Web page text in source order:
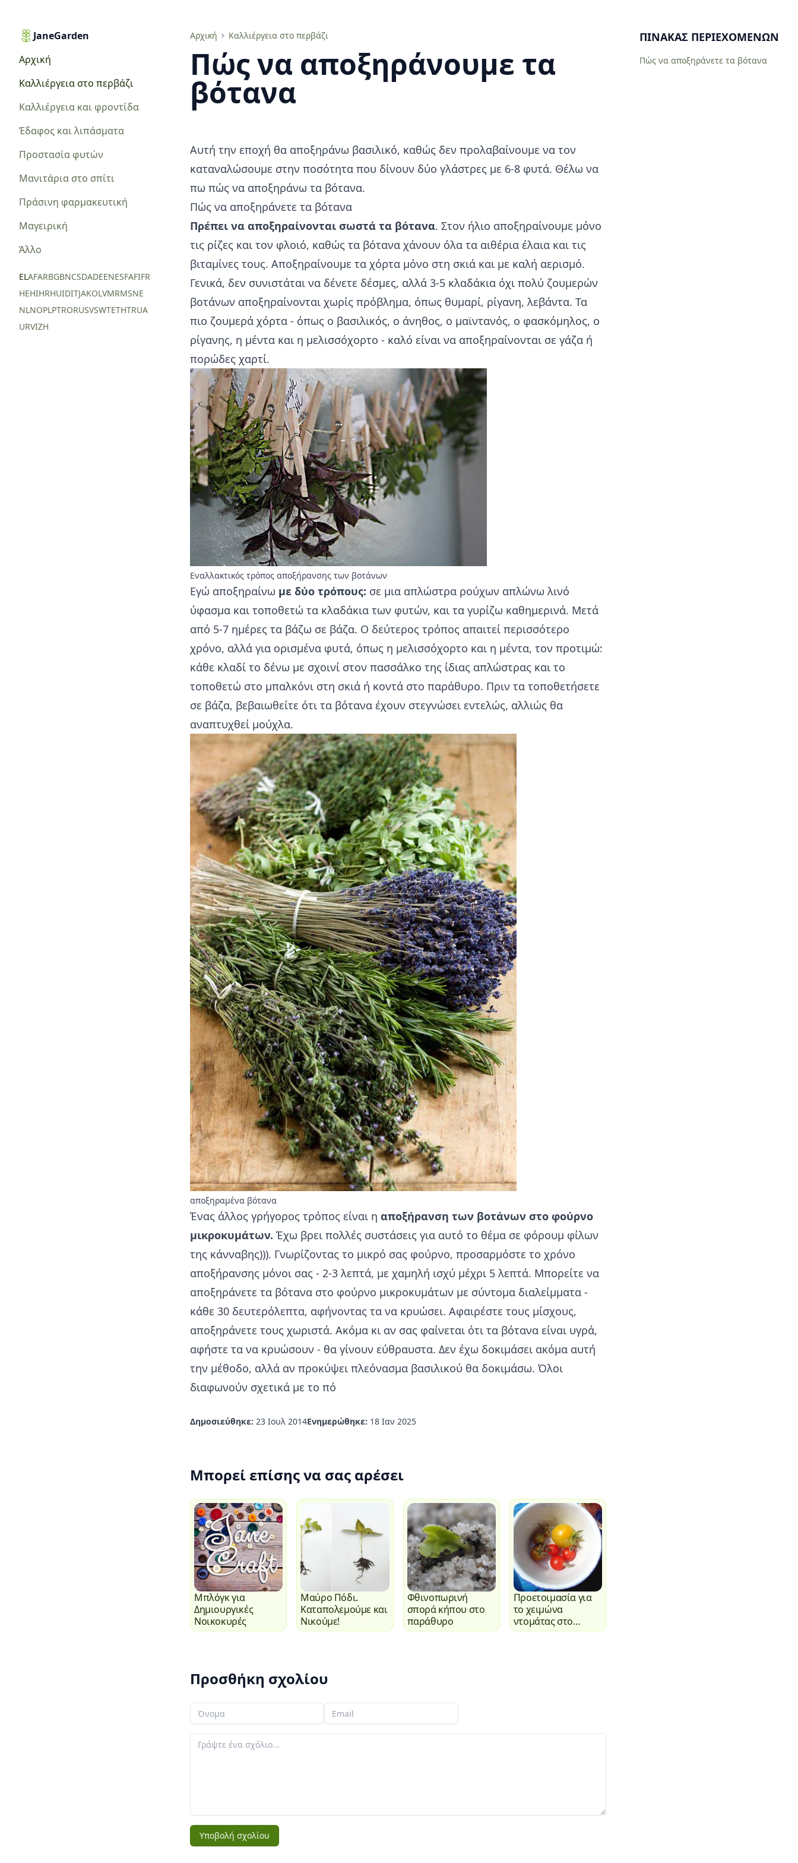
JaneGarden
Αρχική
Καλλιέργεια στο περβάζι
Καλλιέργεια και φροντίδα
Έδαφος και λιπάσματα
Προστασία φυτών
Μανιτάρια στο σπίτι
Πράσινη φαρμακευτική
Μαγειρική
Άλλο
ELAFARBGBNCSDADEENESFAFIFR
HEHIHRHUIDITJAKOLVMRMSNE
NLNOPLPTRORUSVSWTETHTRUA
URVIZH
Αρχική Καλλιέργεια στο περβάζι
Πώς να αποξηράνουμε τα βότανα
Πώς να αποξηράνουμε τα
βότανα
Αυτή την εποχή θα αποξηράνω βασιλικό, καθώς δεν προλαβαίνουμε να τον
καταναλώσουμε στην ποσότητα που δίνουν δύο γλάστρες με 6-8 φυτά. Θέλω να
πω πώς να αποξηράνω τα βότανα.
Πώς να αποξηράνετε τα βότανα
Πρέπει να αποξηραίνονται σωστά τα βότανα. Στον ήλιο αποξηραίνουμε μόνο
τις ρίζες και τον φλοιό, καθώς τα βότανα χάνουν όλα τα αιθέρια έλαια και τις
βιταμίνες τους. Αποξηραίνουμε τα χόρτα μόνο στη σκιά και με καλή αερισμό.
Γενικά, δεν συνιστάται να δένετε δέσμες, αλλά 3-5 κλαδάκια όχι πολύ ζουμερών
βοτάνων αποξηραίνονται χωρίς πρόβλημα, όπως θυμαρί, ρίγανη, λεβάντα. Τα
πιο ζουμερά χόρτα - όπως ο βασιλικός, ο άνηθος, ο μαϊντανός, ο φασκόμηλος, ο
ρίγανης, η μέντα και η μελισσόχορτο - καλό είναι να αποξηραίνονται σε γάζα ή
πορώδες χαρτί.
Εναλλακτικός τρόπος αποξήρανσης των βοτάνων
Εγώ αποξηραίνω με δύο τρόπους: σε μια απλώστρα ρούχων απλώνω λινό
ύφασμα και τοποθετώ τα κλαδάκια των φυτών, και τα γυρίζω καθημερινά. Μετά
από 5-7 ημέρες τα βάζω σε βάζα. Ο δεύτερος τρόπος απαιτεί περισσότερο
χρόνο, αλλά για ορισμένα φυτά, όπως η μελισσόχορτο και η μέντα, τον προτιμώ:
κάθε κλαδί το δένω με σχοινί στον πασσάλκο της ίδιας απλώστρας και το
τοποθετώ στο μπαλκόνι στη σκιά ή κοντά στο παράθυρο. Πριν τα τοποθετήσετε
σε βάζα, βεβαιωθείτε ότι τα βότανα έχουν στεγνώσει εντελώς, αλλιώς θα
αναπτυχθεί μούχλα.
αποξηραμένα βότανα
Ένας άλλος γρήγορος τρόπος είναι η αποξήρανση των βοτάνων στο φούρνο
μικροκυμάτων. Έχω βρει πολλές συστάσεις για αυτό το θέμα σε φόρουμ φίλων
της κάνναβης))). Γνωρίζοντας το μικρό σας φούρνο, προσαρμόστε το χρόνο
αποξήρανσης μόνοι σας - 2-3 λεπτά, με χαμηλή ισχύ μέχρι 5 λεπτά. Μπορείτε να
αποξηράνετε τα βότανα στο φούρνο μικροκυμάτων με σύντομα διαλείμματα -
κάθε 30 δευτερόλεπτα, αφήνοντας τα να κρυώσει. Αφαιρέστε τους μίσχους,
αποξηράνετε τους χωριστά. Ακόμα κι αν σας φαίνεται ότι τα βότανα είναι υγρά,
αφήστε τα να κρυώσουν - θα γίνουν εύθραυστα. Δεν έχω δοκιμάσει ακόμα αυτή
την μέθοδο, αλλά αν προκύψει πλεόνασμα βασιλικού θα δοκιμάσω. Όλοι
διαφωνούν σχετικά με το πό
Δημοσιεύθηκε: 23 Ιουλ 2014Ενημερώθηκε: 18 Ιαν 2025
Μπορεί επίσης να σας αρέσει
Μπλόγκ για
Δημιουργικές
Νοικοκυρές
Μαύρο Πόδι.
Καταπολεμούμε και
Νικούμε!
Φθινοπωρινή
σπορά κήπου στο
παράθυρο
Προετοιμασία για
το χειμώνα
ντομάτας στο
περβάζι
Προσθήκη σχολίου
Το όνομά σας Το email σας
Το σχόλιό σας
Υποβολή σχολίου
ΠΊΝΑΚΑΣ ΠΕΡΙΕΧΟΜΈΝΩΝ
Πώς να αποξηράνετε τα βότανα